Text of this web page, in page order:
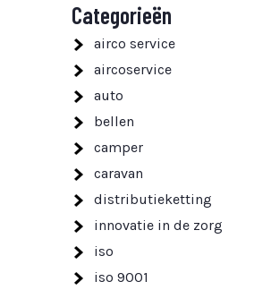
Categorieën
airco service
aircoservice
auto
bellen
camper
caravan
distributieketting
innovatie in de zorg
iso
iso 9001